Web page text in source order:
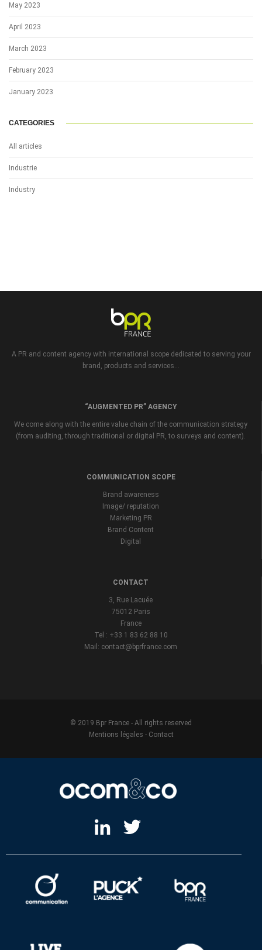
May 2023
April 2023
March 2023
February 2023
January 2023
CATEGORIES
All articles
Industrie
Industry
A PR and content agency with international scope dedicated to serving your
brand, products and services...
“AUGMENTED PR” AGENCY
We come along with the entire value chain of the communication strategy
(from auditing, through traditional or digital PR, to surveys and content).
COMMUNICATION SCOPE
Brand awareness
Image/ reputation
Marketing PR
Brand Content
Digital
CONTACT
3, Rue Lacuée
75012 Paris
France
Tel : +33 1 83 62 88 10
Mail: contact@bprfrance.com
© 2019 Bpr France - All rights reserved
Mentions légales - Contact